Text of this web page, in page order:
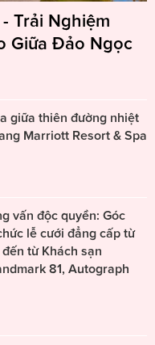
Trải Nghiệm
Giữa Đảo Ngọc
giữa thiên đường nhiệt
Marriott Resort & Spa
vấn độc quyền: Góc
lễ cưới đẳng cấp từ
từ Khách sạn
81, Autograph